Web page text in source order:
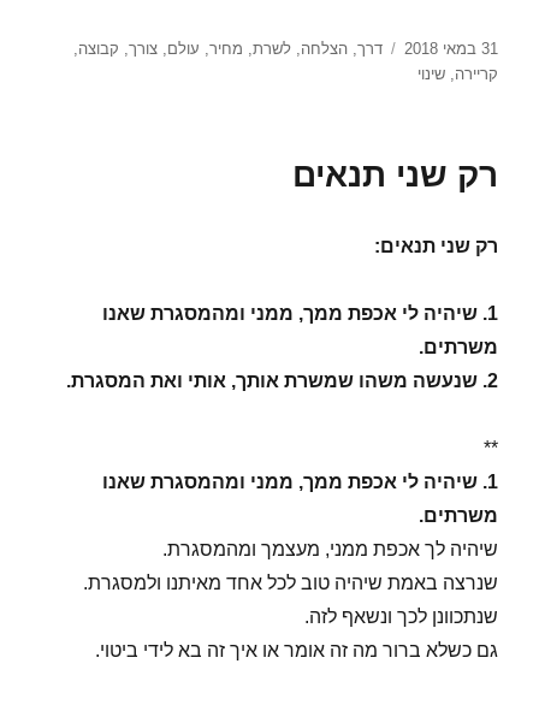
פורסם
בתאריך
31 במאי 2018 תגיות
דרך,הצלחה,לשרת, מחיר, עולם,צורך, קבוצה,
קריירה,שינוי
רק שני תנאים
רק שני תנאים:
1. שיהיה לי אכפת ממך, ממני ומהמסגרת שאנו
משרתים.
2. שנעשה משהו שמשרת אותך, אותי ואת המסגרת.
**
1. שיהיה לי אכפת ממך, ממני ומהמסגרת שאנו
משרתים.
שיהיה לך אכפת ממני, מעצמך ומהמסגרת.
שנרצה באמת שיהיה טוב לכל אחד מאיתנו ולמסגרת.
שנתכוונן לכך ונשאף לזה.
גם כשלא ברור מה זה אומר או איך זה בא לידי ביטוי.